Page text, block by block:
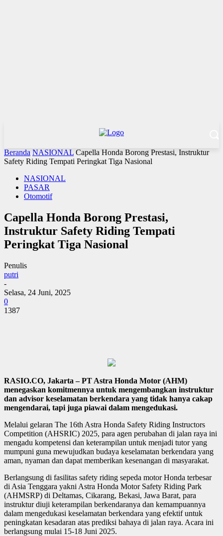
Beranda NASIONAL Capella Honda Borong Prestasi, Instruktur
Safety Riding Tempati Peringkat Tiga Nasional
NASIONAL
PASAR
Otomotif
Capella Honda Borong Prestasi,
Instruktur Safety Riding Tempati
Peringkat Tiga Nasional
Penulis
putri
-
Selasa, 24 Juni, 2025
0
1387
RASIO.CO, Jakarta – PT Astra Honda Motor (AHM)
menegaskan komitmennya untuk mengembangkan instruktur
dan advisor keselamatan berkendara yang tidak hanya cakap
mengendarai, tapi juga piawai dalam mengedukasi.
Melalui gelaran The 16th Astra Honda Safety Riding Instructors
Competition (AHSRIC) 2025, para agen perubahan di jalan raya ini
mengadu kompetensi dan keterampilan untuk menjadi tutor yang
mumpuni guna mewujudkan budaya keselamatan berkendara yang
aman, nyaman dan dapat memberikan kesenangan di masyarakat.
Berlangsung di fasilitas safety riding sepeda motor Honda terbesar
di Asia Tenggara yakni Astra Honda Motor Safety Riding Park
(AHMSRP) di Deltamas, Cikarang, Bekasi, Jawa Barat, para
instruktur diuji keterampilan berkendaranya dan kemampuannya
dalam mengedukasi keselamatan berkendara yang efektif untuk
peningkatan kesadaran atas prediksi bahaya di jalan raya. Acara ini
berlangsung mulai 15-18 Juni 2025.